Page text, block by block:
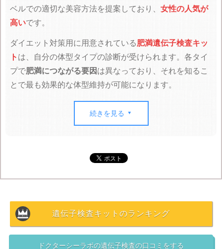
ベルでの適切な美容方法を提案しており、 女性の人気が
高いです。
ダイエット対策用に用意されている肥満遺伝子検査キッ
ト は、自分の体型タイプの診断が受けられます。各タイ
プで肥満につながる要因 は異なっており、それを知るこ
とで最も効果的な体型維持が可能になります。
肌老化遺伝子検査キットでは、肌質の他に影響を受けや
すい要因や環境を明らかにすることができます。
ーシーラボでは 具体的な対策 まで提案されており、実
美容系キットの中では価格は少し高めですが、遺伝子情
報をしっかり美容に役立てたい人にはドクターシーラボ
をオススメします。
続きを見る 
遺伝子検査キットのランキング
ドクターシーラボの遺伝子検査の口コミをする